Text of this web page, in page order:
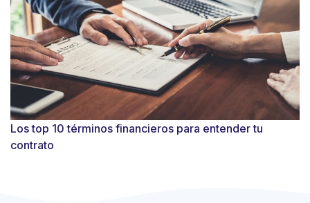
Los top 10 términos financieros para entender tu
contrato